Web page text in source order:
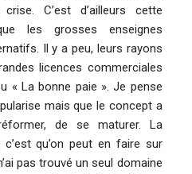
C’est d’ailleurs cette
les grosses enseignes
Il y a peu, leurs rayons
licences commerciales
« La bonne paie ». Je pense
mais que le concept a
de se maturer. La
qu’on peut en faire sur
pas trouvé un seul domaine